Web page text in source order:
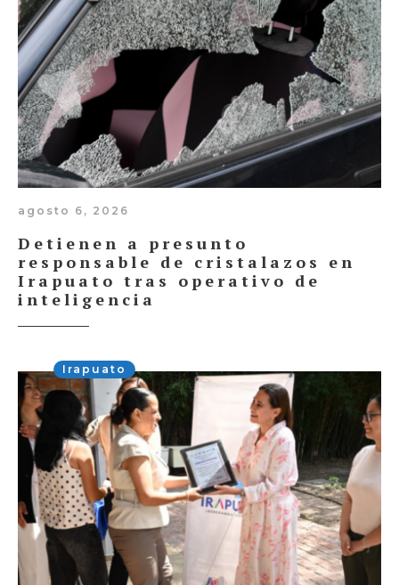
agosto 6, 2026
Detienen a presunto
responsable de cristalazos en
Irapuato tras operativo de
inteligencia
Irapuato